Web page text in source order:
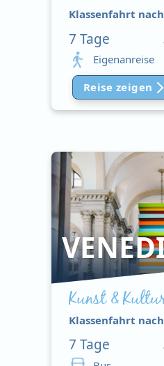
Klassenfahrt
7 Tage
Eigenanreise
Reise zeigen
Kunst &
Klassenfahrt
7 Tage